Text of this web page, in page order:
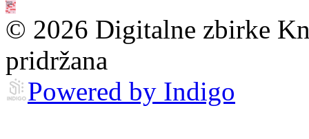
© 2026 Digitalne zbirke
pridržana
Powered by Indigo